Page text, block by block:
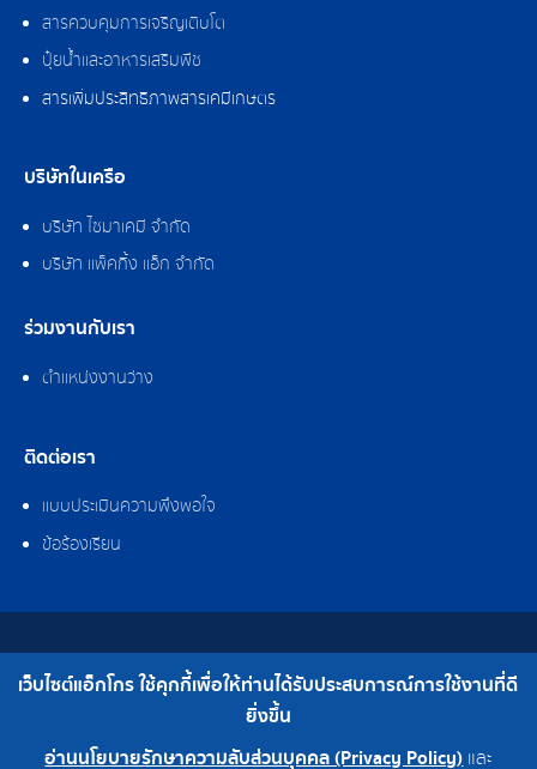
สารควบคุมการเจริญเติบโต
ปุ๋ยน้ำและอาหารเสริมพืช
สารเพิ่มประสิทธิภาพสารเคมีเกษตร
บริษัทในเครือ
บริษัท ไซมาเคมี จำกัด
บริษัท แพ็คกิ้ง แอ็ก จำกัด
ร่วมงานกับเรา
ตำแหน่งงานว่าง
ติดต่อเรา
แบบประเมินความพึงพอใจ
ข้อร้องเรียน
สงวนลิขสิทธิ์ © 2562 บริษัท แอ็กโกร (ประเทศไทย) จำกัด
เบอร์โทร : 0-2308-2102 | โทรสาร : 0-2308-2487
เว็บไซต์แอ็กโกร ใช้คุกกี้เพื่อให้ท่านได้รับประสบการณ์การใช้งานที่ดี
ยิ่งขึ้น
อ่านนโยบายรักษาความลับส่วนบุคคล (Privacy Policy) และ
0-2308-2102